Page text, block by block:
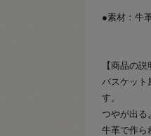
●素材：牛
【商品の説
バスケット
す。
つやが出る
牛革で作ら